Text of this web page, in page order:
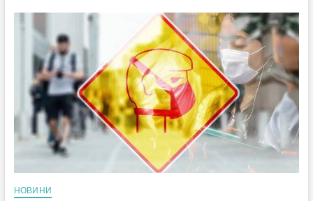
поширених
про
коронавірус
від
Trollessua
НОВИНИ